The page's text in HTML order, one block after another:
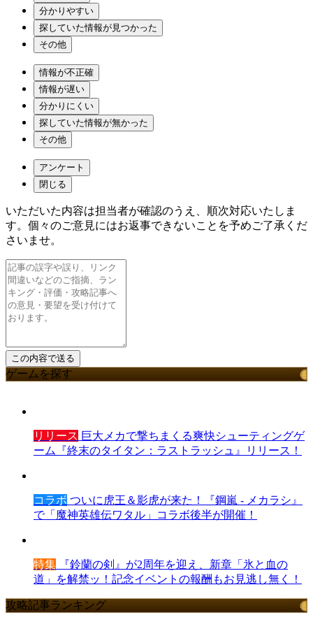
分かりやすい
探していた情報が見つかった
その他
情報が不正確
情報が遅い
分かりにくい
探していた情報が無かった
その他
アンケート
閉じる
いただいた内容は担当者が確認のうえ、順次対応いたしま
す。個々のご意見にはお返事できないことを予めご了承くだ
さいませ。
ゲームを探す
リリース 巨大メカで撃ちまくる爽快シューティングゲ
ーム『終末のタイタン：ラストラッシュ』リリース！
コラボ ついに虎王＆影虎が来た！『鋼嵐 - メカラシ』
で「魔神英雄伝ワタル」コラボ後半が開催！
特集 『鈴蘭の剣』が2周年を迎え、新章「氷と血の
道」を解禁ッ！記念イベントの報酬もお見逃し無く！
攻略記事ランキング